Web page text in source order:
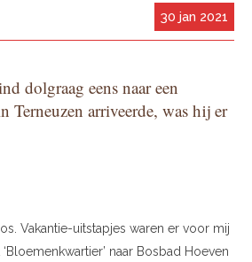
30 jan 2021
dolgraag eens naar een
Terneuzen arriveerde, was hij er
Vakantie-uitstapjes waren er voor mij
naar Bosbad Hoeven